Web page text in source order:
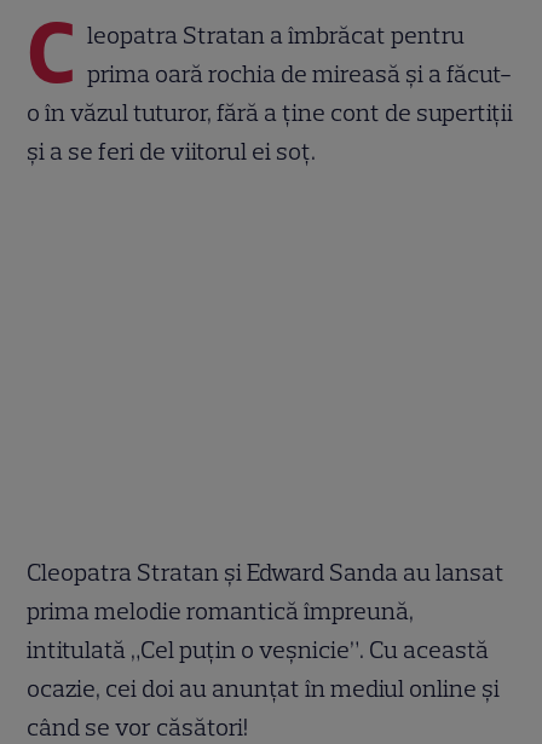
C leopatra Stratan a îmbrăcat pentru
prima oară rochia de mireasă și a făcut-
o în văzul tuturor, fără a ține cont de supertiții
și a se feri de viitorul ei soț.
Cleopatra Stratan și Edward Sanda au lansat
prima melodie romantică împreună,
intitulată „Cel puțin o veșnicie”. Cu această
ocazie, cei doi au anunțat în mediul online și
când se vor căsători!